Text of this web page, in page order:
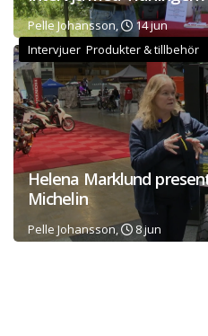
Pelle Johansson,
14 jun
Intervjuer Produkter & tillbehör
Helena Marklund
Michelin
Pelle Johansson, 8 jun